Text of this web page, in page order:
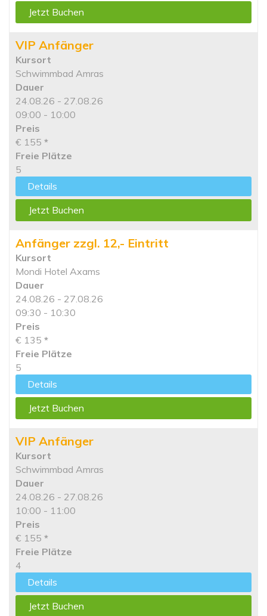
Jetzt Buchen
VIP Anfänger
Kursort
Schwimmbad Amras
Dauer
24.08.26 - 27.08.26
09:00 - 10:00
Preis
€ 155 *
Freie Plätze
5
Details
Jetzt Buchen
Anfänger zzgl. 12,- Eintritt
Kursort
Mondi Hotel Axams
Dauer
24.08.26 - 27.08.26
09:30 - 10:30
Preis
€ 135 *
Freie Plätze
5
Details
Jetzt Buchen
VIP Anfänger
Kursort
Schwimmbad Amras
Dauer
24.08.26 - 27.08.26
10:00 - 11:00
Preis
€ 155 *
Freie Plätze
4
Details
Jetzt Buchen